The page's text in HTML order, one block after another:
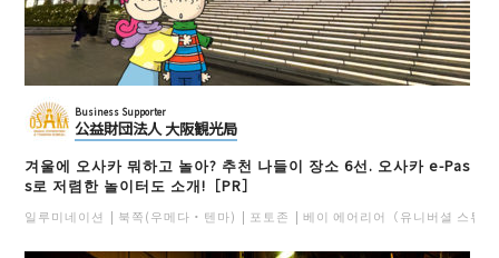
Business Supporter
公益財団法人 大阪観光局
겨울에 오사카 뭐하고 놀아? 추천 나들이 장소 6선. 오사카 e-Pas
s로 저렴한 놀이터도 소개!［PR］
일루미네이션 북쪽(우메다・텐마) 포토존 베이 에어리어（유니버셜 스튜